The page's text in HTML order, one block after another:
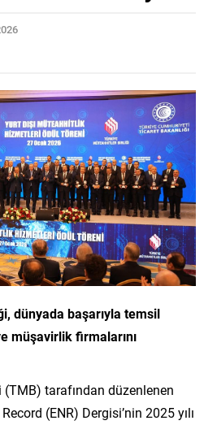
dünyada başarıyla temsil
müşavirlik firmalarını
tarafından düzenlenen
(ENR) Dergisi’nin 2025 yılı